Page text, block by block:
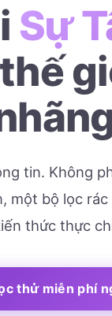
Sự
tin. Không
một bộ lọc
thức thực
thử miễn phí